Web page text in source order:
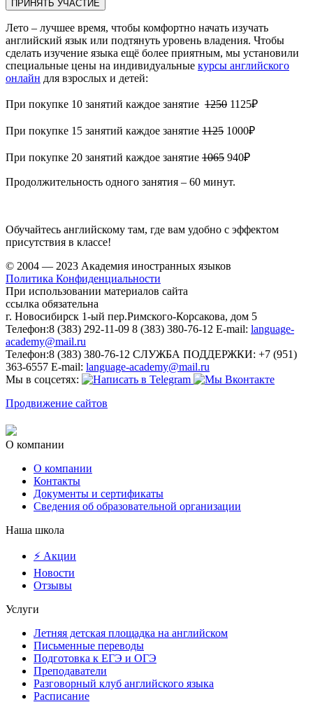
Лето – лучшее время, чтобы комфортно начать изучать
английский язык или подтянуть уровень владения. Чтобы
сделать изучение языка ещё более приятным, мы установили
специальные цены на индивидуальные курсы английского
онлайн для взрослых и детей:
При покупке 10 занятий каждое занятие 1250 1125₽
При покупке 15 занятий каждое занятие 1125 1000₽
При покупке 20 занятий каждое занятие 1065 940₽
Продолжительность одного занятия – 60 минут.
Обучайтесь английскому там, где вам удобно с эффектом
присутствия в классе!
© 2004 — 2023 Академия иностранных языков
Политика Конфиденциальности
При использовании материалов сайта
ссылка обязательна
г. Новосибирск 1-ый пер.Римского-Корсакова, дом 5
Телефон:8 (383) 292-11-09 8 (383) 380-76-12 E-mail: language-
academy@mail.ru
Телефон:8 (383) 380-76-12 СЛУЖБА ПОДДЕРЖКИ: +7 (951)
363-6557 E-mail: language-academy@mail.ru
Мы в соцсетях:
Продвижение сайтов
О компании
О компании
Контакты
Документы и сертификаты
Сведения об образовательной организации
Наша школа
⚡ Акции
Новости
Отзывы
Услуги
Летняя детская площадка на английском
Письменные переводы
Подготовка к ЕГЭ и ОГЭ
Преподаватели
Разговорный клуб английского языка
Расписание